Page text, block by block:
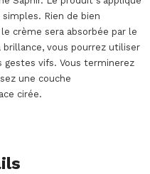
Rien de bien
crème sera absorbée par le
vous pourrez utiliser
vifs. Vous terminerez
une couche
cirée.